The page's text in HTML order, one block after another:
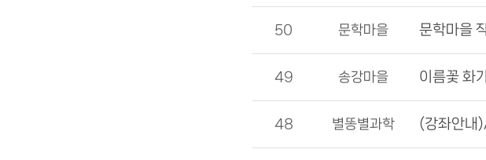
50 문학마을 문학마을
49 송강마을 이름꽃 화
48 별똥별과학 (강좌안내